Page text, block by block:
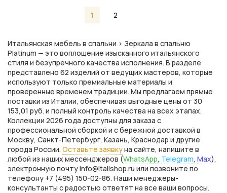
1 2
Итальянская мебель в спальни > Зеркала в спальню
Platinum — это воплощение изысканного итальянского
стиля и безупречного качества исполнения. В разделе
представлено 62 изделий от ведущих мастеров, которые
используют только премиальные материалы и
проверенные временем традиции. Мы предлагаем прямые
поставки из Италии, обеспечивая выгодные цены от 30
153,01 руб. и полный контроль качества на всех этапах.
Коллекции 2026 года доступны для заказа с
профессиональной сборкой и с бережной доставкой в
Москву, Санкт-Петербург, Казань, Краснодар и другие
города России. Оставьте заявкуна сайте, напишите в
любой из наших мессенджеров (WhatsApp, Telegram, Max),
электронную почту info@italishop.ru или позвоните по
телефону +7 (495) 150-02-86. Наши менеджеры-
консультанты с радостью ответят на все ваши вопросы.